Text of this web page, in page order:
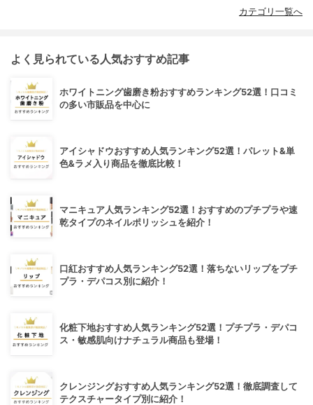
カテゴリ一覧へ
よく見られている人気おすすめ記事
ホワイトニング歯磨き粉おすすめランキング52選！口コミ
の多い市販品を中心に
アイシャドウおすすめ人気ランキング52選！パレット&単
色&ラメ入り商品を徹底比較！
マニキュア人気ランキング52選！おすすめのプチプラや速
乾タイプのネイルポリッシュを紹介！
口紅おすすめ人気ランキング52選！落ちないリップをプチ
プラ・デパコス別に紹介！
化粧下地おすすめ人気ランキング52選！プチプラ・デパコ
ス・敏感肌向けナチュラル商品も登場！
クレンジングおすすめ人気ランキング52選！徹底調査して
テクスチャータイプ別に紹介！